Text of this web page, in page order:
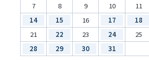
7
8 9 10 11
14
15 16 17 18
21
22 23 24 25
28
29 30 31